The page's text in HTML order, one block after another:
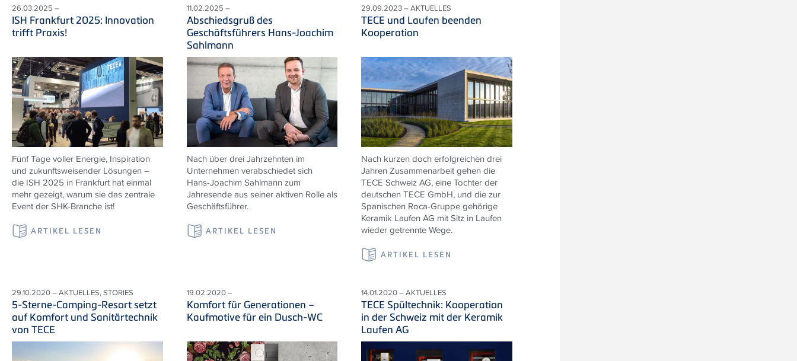
26.03.2025 –
ISH Frankfurt 2025: Innovation
trifft Praxis!
Fünf Tage voller Energie, Inspiration
und zukunftsweisender Lösungen –
die ISH 2025 in Frankfurt hat einmal
mehr gezeigt, warum sie das zentrale
Event der SHK-Branche ist!
ARTIKEL LESEN
11.02.2025 –
Abschiedsgruß des
Geschäftsführers Hans-Joachim
Sahlmann
Nach über drei Jahrzehnten im
Unternehmen verabschiedet sich
Hans-Joachim Sahlmann zum
Jahresende aus seiner aktiven Rolle als
Geschäftsführer.
ARTIKEL LESEN
29.09.2023 – AKTUELLES
TECE und Laufen beenden
Kooperation
Nach kurzen doch erfolgreichen drei
Jahren Zusammenarbeit gehen die
TECE Schweiz AG, eine Tochter der
deutschen TECE GmbH, und die zur
Spanischen Roca-Gruppe gehörige
Keramik Laufen AG mit Sitz in Laufen
wieder getrennte Wege.
ARTIKEL LESEN
29.10.2020 – AKTUELLES, STORIES
5-Sterne-Camping-Resort setzt
auf Komfort und Sanitärtechnik
von TECE
19.02.2020 –
Komfort für Generationen –
Kaufmotive für ein Dusch-WC
14.01.2020 – AKTUELLES
TECE Spültechnik: Kooperation
in der Schweiz mit der Keramik
Laufen AG